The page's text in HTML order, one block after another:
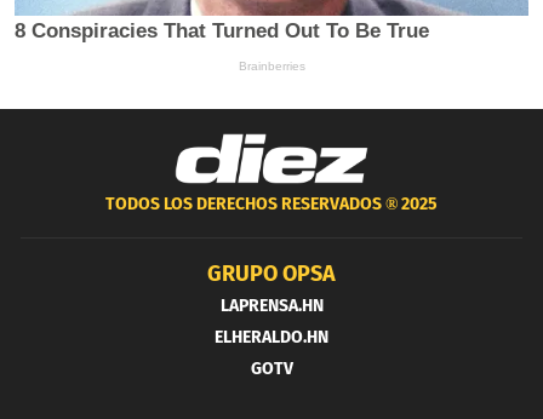
TODOS LOS DERECHOS RESERVADOS ®2025
GRUPO OPSA
LAPRENSA.HN
ELHERALDO.HN
GOTV